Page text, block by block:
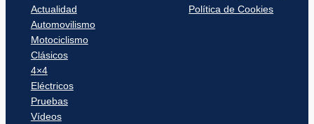
Actualidad
Automovilismo
Motociclismo
Clásicos
4×4
Eléctricos
Pruebas
Vídeos
Política de Cookies